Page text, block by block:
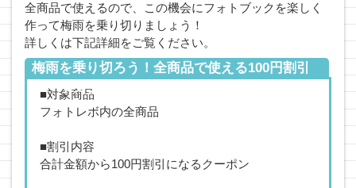
全商品で使えるので、この機会にフォトブックを楽しく
作って梅雨を乗り切りましょう！
詳しくは下記詳細をご覧ください。
梅雨を乗り切ろう！全商品で使える100円割引
クーポンプレゼントキャンペーン
■対象商品
フォトレボ内の全商品
■割引内容
合計金額から100円割引になるクーポン